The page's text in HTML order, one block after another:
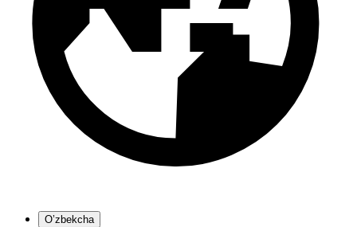
O’zbekcha